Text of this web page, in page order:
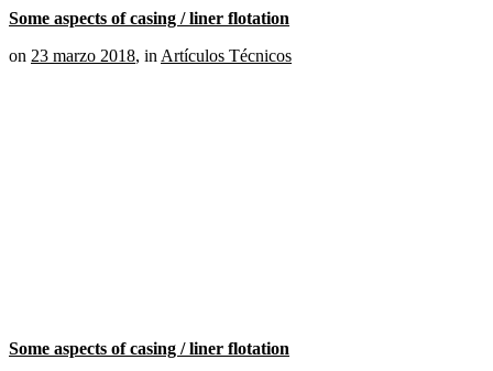
Some aspects of casing / liner flotation
on 23 marzo 2018, inArtículos Técnicos
Some aspects of casing / liner flotation